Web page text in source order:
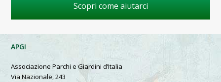
Scopri come aiutarci
APGI
Associazione Parchi e Giardini d’Italia
Via Nazionale, 243